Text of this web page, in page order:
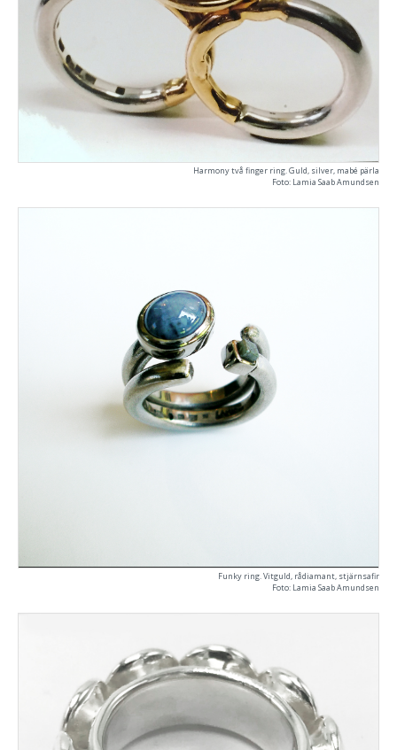
Harmony två finger ring. Guld, silver, mabé pärla
Foto: Lamia Saab Amundsen
Funky ring. Vitguld, rådiamant, stjärnsafir
Foto: Lamia Saab Amundsen